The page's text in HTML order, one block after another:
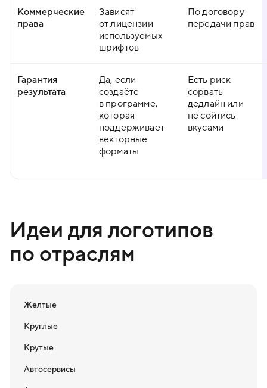
Коммерческие
права
Зависят
от лицензии
используемых
шрифтов
По договору
передачи прав
Гарантия
результата
Да, если
создаёте
в программе,
которая
поддерживает
векторные
форматы
Есть риск
сорвать
дедлайн или
не сойтись
вкусами
Идеи для логотипов
по отраслям
Желтые
Круглые
Крутые
Автосервисы